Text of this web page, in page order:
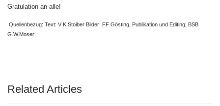
Gratulation an alle!
Quellenbezug: Text: V K.Stoiber Bilder: FF Gösting, Publikation und Editing; BSB
G.W.Moser
Related Articles